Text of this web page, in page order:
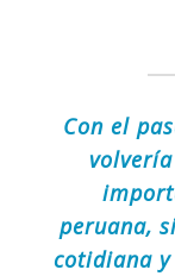
Con el
peruana,
cotidiana